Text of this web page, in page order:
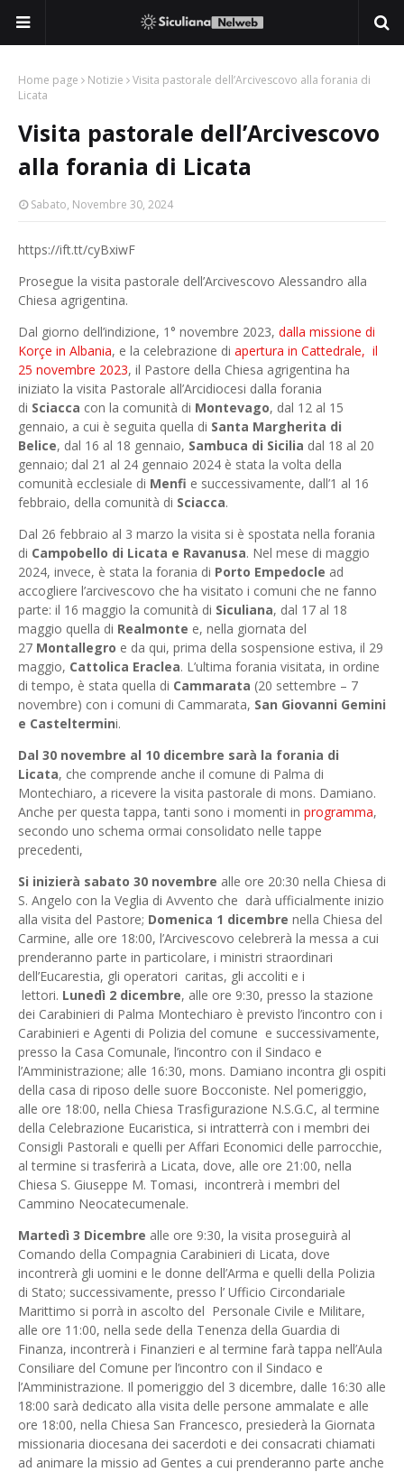
Home page Notizie
Visita pastorale dell’Arcivescovo alla forania di
Licata
Visita pastorale dell’Arcivescovo
alla forania di Licata
Sabato, Novembre 30, 2024
https://ift.tt/cyBxiwF
Prosegue la visita pastorale dell’Arcivescovo Alessandro alla
Chiesa agrigentina.
Dal giorno dell’indizione, 1° novembre 2023, dalla missione di
Korçe in Albania, e la celebrazione di apertura in Cattedrale, il
25 novembre 2023, il Pastore della Chiesa agrigentina ha
iniziato la visita Pastorale all’Arcidiocesi dalla forania
di Sciacca con la comunità di Montevago, dal 12 al 15
gennaio, a cui è seguita quella di Santa Margherita di
Belice, dal 16 al 18 gennaio, Sambuca di Sicilia dal 18 al 20
gennaio; dal 21 al 24 gennaio 2024 è stata la volta della
comunità ecclesiale di Menfi e successivamente, dall’1 al 16
febbraio, della comunità di Sciacca.
Dal 26 febbraio al 3 marzo la visita si è spostata nella forania
di Campobello di Licata e Ravanusa. Nel mese di maggio
2024, invece, è stata la forania di Porto Empedocle ad
accogliere l’arcivescovo che ha visitato i comuni che ne fanno
parte: il 16 maggio la comunità di Siculiana, dal 17 al 18
maggio quella di Realmonte e, nella giornata del
27 Montallegro e da qui, prima della sospensione estiva, il 29
maggio, Cattolica Eraclea. L’ultima forania visitata, in ordine
di tempo, è stata quella di Cammarata (20 settembre – 7
novembre) con i comuni di Cammarata, San Giovanni Gemini
e Casteltermini.
Dal 30 novembre al 10 dicembre sarà la forania di
Licata, che comprende anche il comune di Palma di
Montechiaro, a ricevere la visita pastorale di mons. Damiano.
Anche per questa tappa, tanti sono i momenti in programma,
secondo uno schema ormai consolidato nelle tappe
precedenti,
Si inizierà sabato 30 novembre alle ore 20:30 nella Chiesa di
S. Angelo con la Veglia di Avvento che darà ufficialmente inizio
alla visita del Pastore; Domenica 1 dicembre nella Chiesa del
Carmine, alle ore 18:00, l’Arcivescovo celebrerà la messa a cui
prenderanno parte in particolare, i ministri straordinari
dell’Eucarestia, gli operatori caritas, gli accoliti e i
lettori. Lunedì 2 dicembre, alle ore 9:30, presso la stazione
dei Carabinieri di Palma Montechiaro è previsto l’incontro con i
Carabinieri e Agenti di Polizia del comune e successivamente,
presso la Casa Comunale, l’incontro con il Sindaco e
l’Amministrazione; alle 16:30, mons. Damiano incontra gli ospiti
della casa di riposo delle suore Bocconiste. Nel pomeriggio,
alle ore 18:00, nella Chiesa Trasfigurazione N.S.G.C, al termine
della Celebrazione Eucaristica, si intratterrà con i membri dei
Consigli Pastorali e quelli per Affari Economici delle parrocchie,
al termine si trasferirà a Licata, dove, alle ore 21:00, nella
Chiesa S. Giuseppe M. Tomasi, incontrerà i membri del
Cammino Neocatecumenale.
Martedì 3 Dicembre alle ore 9:30, la visita proseguirà al
Comando della Compagnia Carabinieri di Licata, dove
incontrerà gli uomini e le donne dell’Arma e quelli della Polizia
di Stato; successivamente, presso l’ Ufficio Circondariale
Marittimo si porrà in ascolto del Personale Civile e Militare,
alle ore 11:00, nella sede della Tenenza della Guardia di
Finanza, incontrerà i Finanzieri e al termine farà tappa nell’Aula
Consiliare del Comune per l’incontro con il Sindaco e
l’Amministrazione. Il pomeriggio del 3 dicembre, dalle 16:30 alle
18:00 sarà dedicato alla visita delle persone ammalate e alle
ore 18:00, nella Chiesa San Francesco, presiederà la Giornata
missionaria diocesana dei sacerdoti e dei consacrati chiamati
ad animare la missio ad Gentes a cui prenderanno parte anche